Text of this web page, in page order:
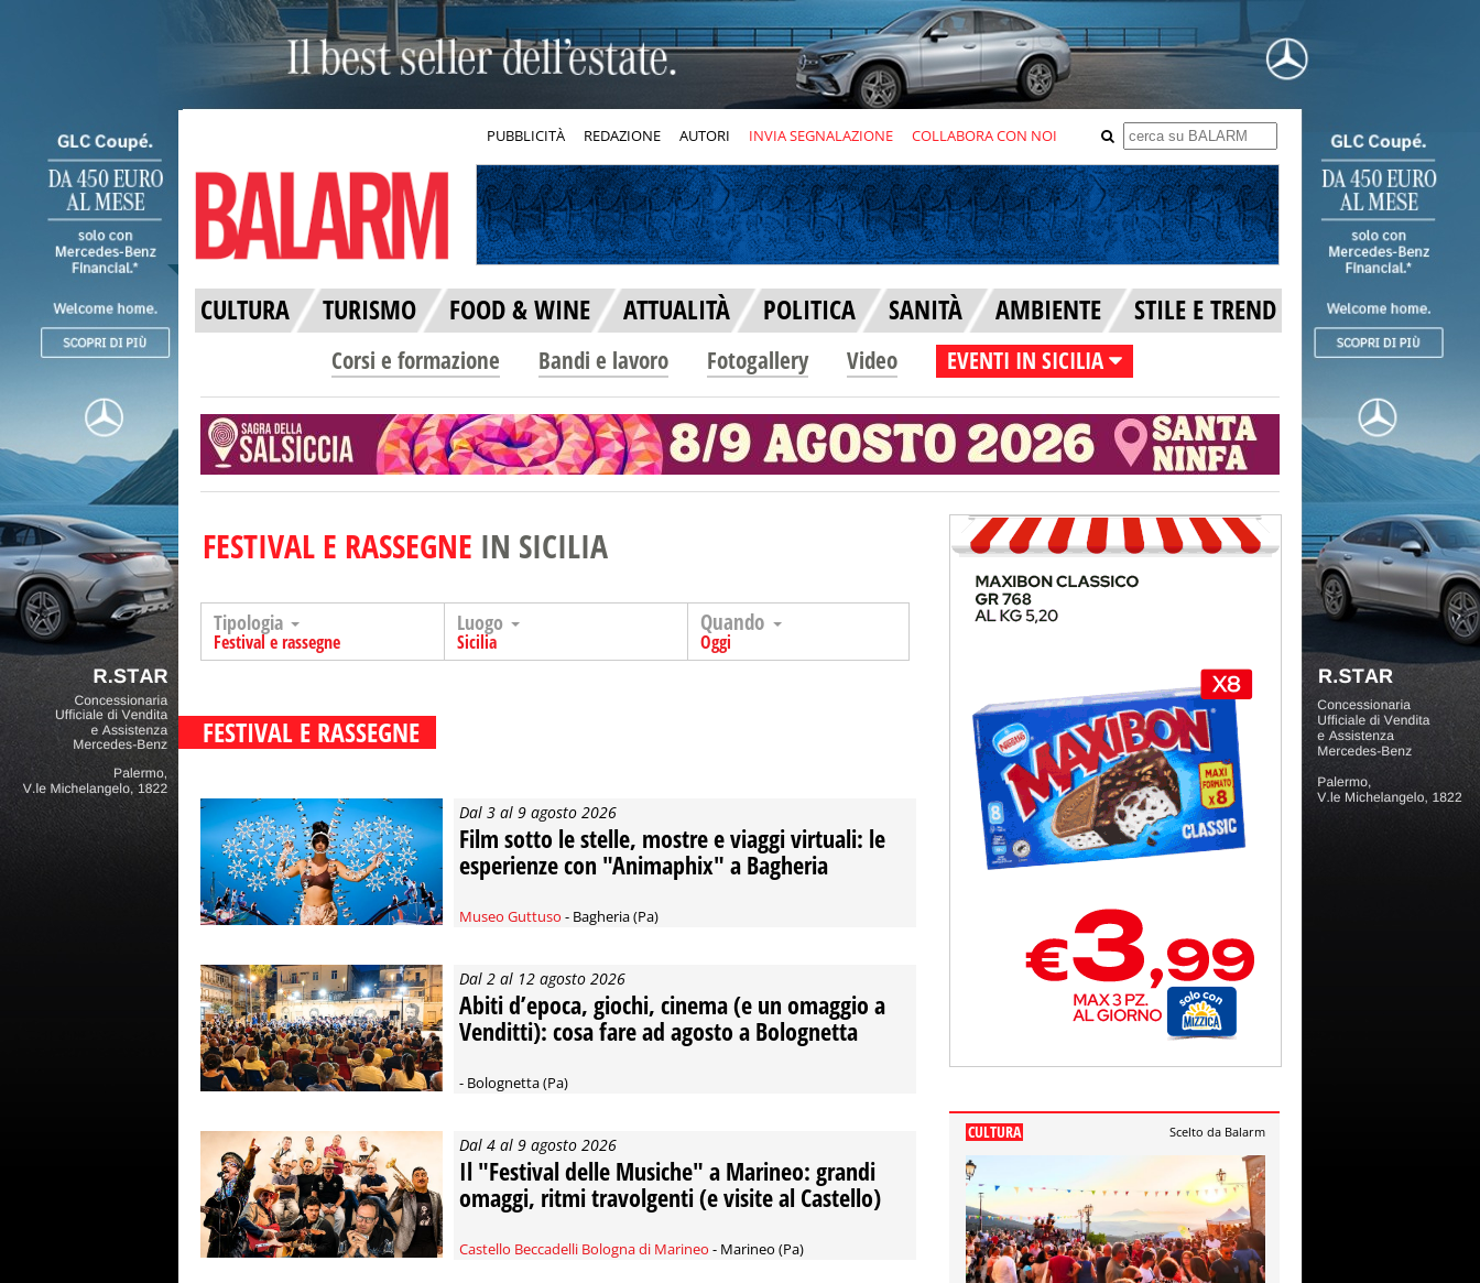
PUBBLICITÀ REDAZIONE AUTORI INVIA SEGNALAZIONE COLLABORA CON NOI
CULTURA TURISMO FOOD & WINE ATTUALITÀ POLITICA SANITÀ AMBIENTE STILE E TREND
Corsi e formazione Bandi e lavoro Fotogallery Video EVENTI IN SICILIA
FESTIVAL E RASSEGNE IN SICILIA
Tipologia
Festival e rassegne
Luogo
Sicilia
Quando
Oggi
FESTIVAL E RASSEGNE
Dal 3 al 9 agosto 2026
Film sotto le stelle, mostre e viaggi virtuali: le
esperienze con "Animaphix" a Bagheria
Museo Guttuso - Bagheria (Pa)
Dal 2 al 12 agosto 2026
Abiti d’epoca, giochi, cinema (e un omaggio a
Venditti): cosa fare ad agosto a Bolognetta
- Bolognetta (Pa)
Dal 4 al 9 agosto 2026
Il "Festival delle Musiche" a Marineo: grandi
omaggi, ritmi travolgenti (e visite al Castello)
Castello Beccadelli Bologna di Marineo - Marineo (Pa)
CULTURA Scelto da Balarm